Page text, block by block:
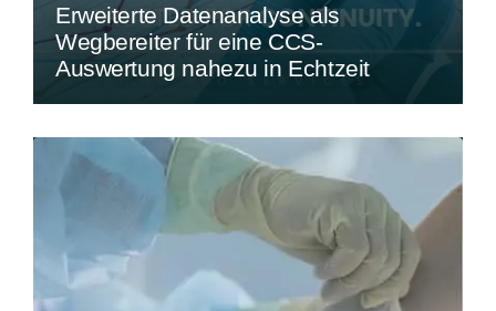
Erweiterte Datenanalyse als
Wegbereiter für eine CCS-
Auswertung nahezu in Echtzeit